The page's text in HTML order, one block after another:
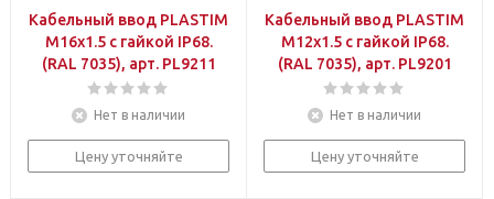
Кабельный ввод PLASTIM
M16x1.5 с гайкой IP68.
(RAL 7035), арт. PL9211
Нет в наличии
Цену уточняйте
Кабельный ввод PLASTIM
M12x1.5 с гайкой IP68.
(RAL 7035), арт. PL9201
Нет в наличии
Цену уточняйте